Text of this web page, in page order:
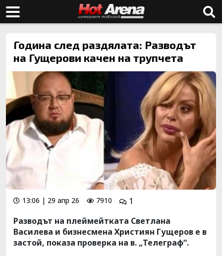
Година след раздялата: Разводът
на Гущерови качен на трупчета
13:06 | 29 апр 26 7910
1
Разводът на плеймейтката Светлана
Василева и бизнесмена Християн Гущеров е в
застой, показа проверка на в. „Телеграф“.